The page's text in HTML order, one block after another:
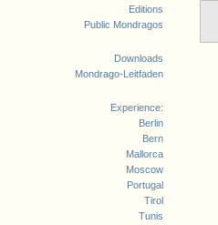
Editions
Public Mondragos
Downloads
Mondrago-Leitfaden
Experience:
Berlin
Bern
Mallorca
Moscow
Portugal
Tirol
Tunis